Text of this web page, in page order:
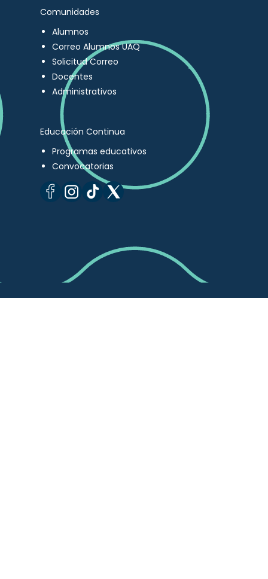
Comunidades
Alumnos
Correo Alumnos UAQ
Solicitud Correo
Docentes
Administrativos
Educación Continua
Programas educativos
Convocatorias